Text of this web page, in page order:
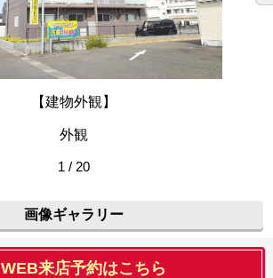
【建物外観】
外観
1 / 20
画像ギャラリー
WEB来店予約はこちら